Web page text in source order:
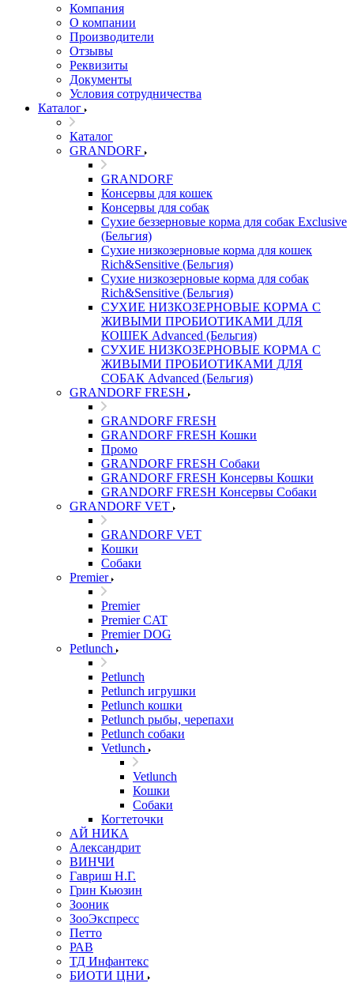
Компания
О компании
Производители
Отзывы
Реквизиты
Документы
Условия сотрудничества
Каталог
Каталог
GRANDORF
GRANDORF
Консервы для кошек
Консервы для собак
Сухие беззерновые корма для собак Exclusive
(Бельгия)
Сухие низкозерновые корма для кошек
Rich&Sensitive (Бельгия)
Сухие низкозерновые корма для собак
Rich&Sensitive (Бельгия)
СУХИЕ НИЗКОЗЕРНОВЫЕ КОРМА С
ЖИВЫМИ ПРОБИОТИКАМИ ДЛЯ
КОШЕК Advanced (Бельгия)
СУХИЕ НИЗКОЗЕРНОВЫЕ КОРМА С
ЖИВЫМИ ПРОБИОТИКАМИ ДЛЯ
СОБАК Advanced (Бельгия)
GRANDORF FRESH
GRANDORF FRESH
GRANDORF FRESH Кошки
Промо
GRANDORF FRESH Собаки
GRANDORF FRESH Консервы Кошки
GRANDORF FRESH Консервы Собаки
GRANDORF VET
GRANDORF VET
Кошки
Собаки
Premier
Premier
Premier CAT
Premier DOG
Petlunch
Petlunch
Petlunch игрушки
Petlunch кошки
Petlunch рыбы, черепахи
Petlunch собаки
Vetlunch
Vetlunch
Кошки
Собаки
Когтеточки
АЙ НИКА
Александрит
ВИНЧИ
Гавриш Н.Г.
Грин Кьюзин
Зооник
ЗооЭкспресс
Петто
РАВ
ТД Инфантекс
БИОТИ ЦНИ